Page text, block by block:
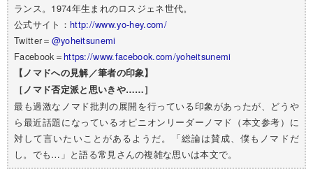
ランス。1974年生まれのロスジェネ世代。
公式サイト： http://www.yo-hey.com/
Twitter＝ @yoheitsunemi
Facebook＝https://www.facebook.com/yoheitsunemi
【ノマドへの見解／筆者の印象】
［ノマド否定派と思いきや……］
最も過激なノマド批判の展開を行っている印象があったが、どうや
ら最近話題になっているオピニオンリーダーノマド（本文参考）に
対して言いたいことがあるようだ。「総論は賛成、僕もノマドだ
し。でも…」と語る常見さんの複雑な思いは本文で。